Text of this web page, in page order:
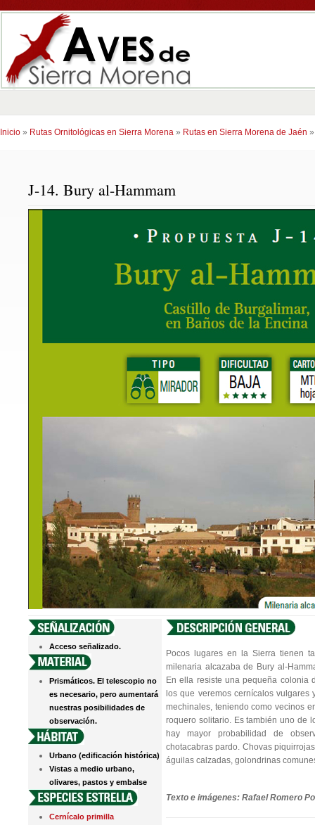
Inicio » Rutas Ornitológicas en Sierra Morena » Rutas en Sierra Morena de Jaén
J-14. Bury al-Hammam
Acceso señalizado.
Prismáticos. El telescopio no
es necesario, pero aumentará
nuestras posibilidades de
observación.
Urbano (edificación histórica)
Vistas a medio urbano,
olivares, pastos y embalse
Cernícalo primilla
Pocos lugares en la Sierra tienen
milenaria alcazaba de Bury al-
En ella resiste una pequeña colonia
los que veremos cernícalos vulgares
mechinales, teniendo como vecinos
roquero solitario. Es también uno de
hay mayor probabilidad de
chotacabras pardo. Chovas
águilas calzadas, golondrinas
Texto e imágenes: Rafael Romero